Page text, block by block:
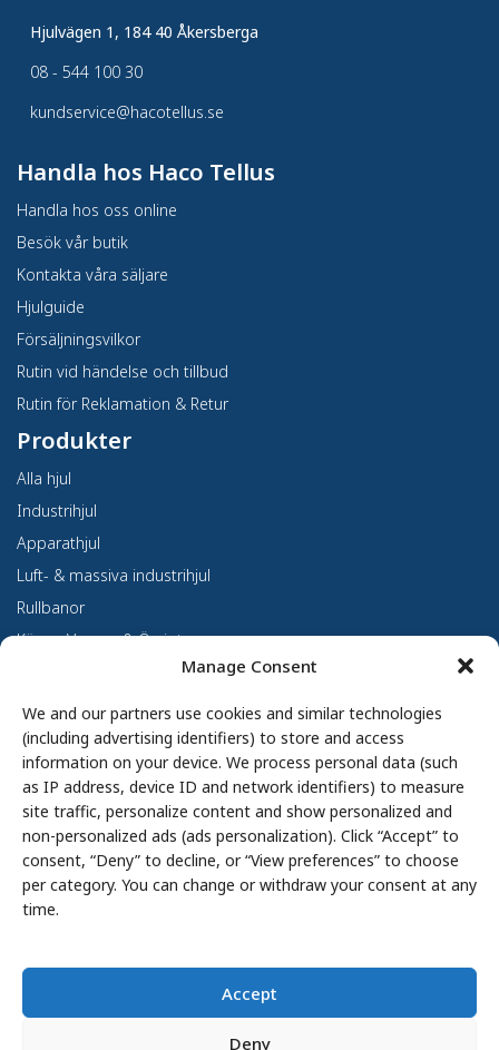
Manage Consent
We and our partners use cookies and similar technologies
(including advertising identifiers) to store and access
information on your device. We process personal data (such
as IP address, device ID and network identifiers) to measure
site traffic, personalize content and show personalized and
non-personalized ads (ads personalization). Click “Accept” to
consent, “Deny” to decline, or “View preferences” to choose
per category. You can change or withdraw your consent at any
time.
Accept
Deny
Hjulvägen 1, 184 40 Åkersberga
08 - 544 100 30
kundservice@hacotellus.se
Handla hos Haco Tellus
Handla hos oss online
Besök vår butik
Kontakta våra säljare
Hjulguide
Försäljningsvilkor
Rutin vid händelse och tillbud
Rutin för Reklamation & Retur
Produkter
Alla hjul
Industrihjul
Apparathjul
Luft- & massiva industrihjul
Rullbanor
Kärror, Vagnar & Övrigt
Om oss
Om Haco Tellus
Vår verksamhet
Vår historia
Branscher
Hållbarhet
Integritetspolicy
Whistleblowing